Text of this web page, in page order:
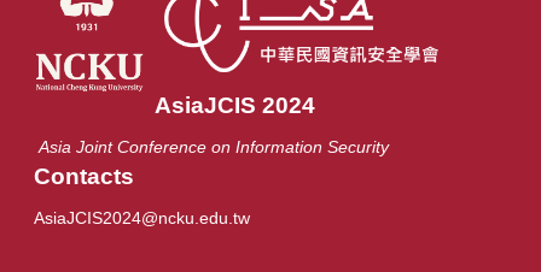
AsiaJCIS 2024
Asia Joint Conference on Information Security
Contacts
AsiaJCIS2024@ncku.edu.tw